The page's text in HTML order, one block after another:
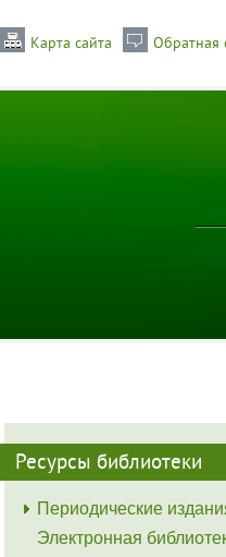
Карта сайта Обратная
Ресурсы библиотеки
Периодические
Электронная